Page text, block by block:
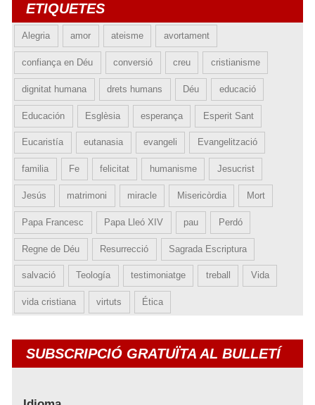
ETIQUETES
Alegria amor ateisme avortament
confiança en Déu conversió creu cristianisme
dignitat humana drets humans Déu educació
Educación Esglèsia esperança Esperit Sant
Eucaristía eutanasia evangeli Evangelització
familia Fe felicitat humanisme Jesucrist
Jesús matrimoni miracle Misericòrdia Mort
Papa Francesc Papa Lleó XIV pau Perdó
Regne de Déu Resurrecció Sagrada Escriptura
salvació Teología testimoniatge treball Vida
vida cristiana virtuts Ética
SUBSCRIPCIÓ GRATUÏTA AL BULLETÍ